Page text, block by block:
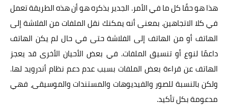
هذا هو حقًا كل ما في الأمر. الجدير بذكره هو أن هذه الطريقة تعمل
في كلا الاتجاهين. بمعنى أنه يمكنك نقل الملفات من الفلاشة إلى
الهاتف أو من الهاتف إلى الفلاشة حتى في حال لم يكن الهاتف
داعمًا لنوع أو تنسيق الملفات. في بعض الأحيان الأخرى قد يعجز
الهاتف عن قراءة بعض الملفات بسبب عدم دعم نظام أندرويد لها.
ولكن بالنسبة للصور والفيديوهات والمستندات والموسيقى، فهي
مدعومة بكل تأكيد.